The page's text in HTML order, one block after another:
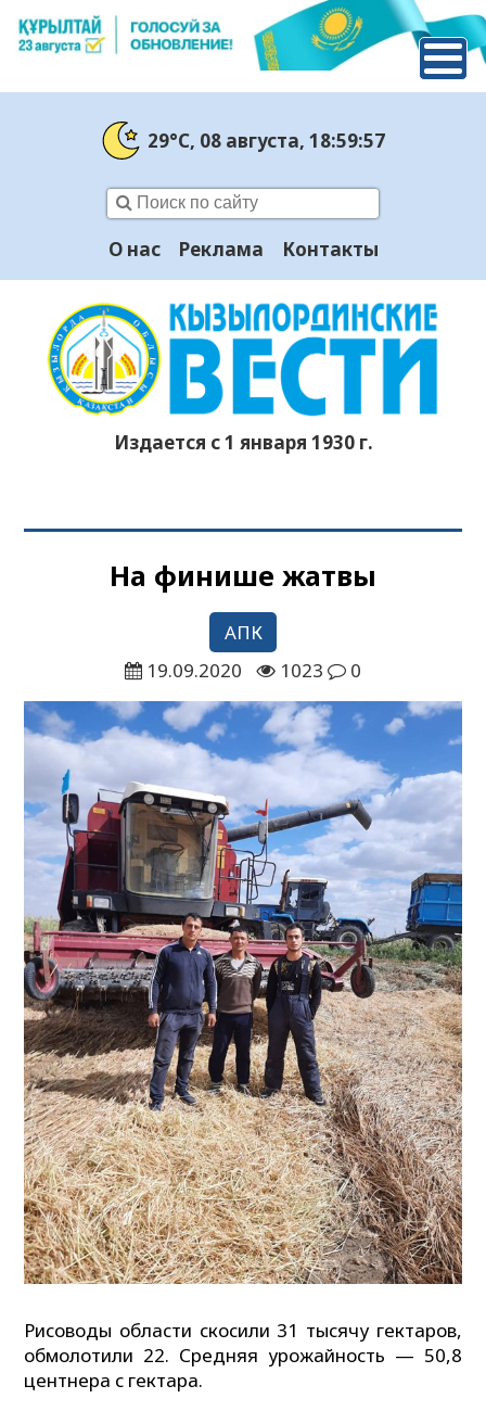
29°C, 08 августа, 18:59:58
О нас Реклама Контакты
Издается с 1 января 1930 г.
На финише жатвы
АПК
19.09.2020
1023 0
Рисоводы области скосили 31 тысячу гектаров,
обмолотили 22. Средняя урожайность — 50,8
центнера с гектара.